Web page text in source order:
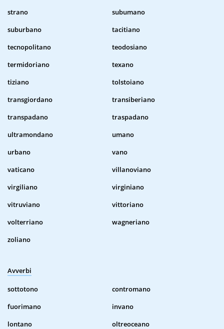
strano
subumano
suburbano
tacitiano
tecnopolitano
teodosiano
termidoriano
texano
tiziano
tolstoiano
transgiordano
transiberiano
transpadano
traspadano
ultramondano
umano
urbano
vano
vaticano
villanoviano
virgiliano
virginiano
vitruviano
vittoriano
volterriano
wagneriano
zoliano
Avverbi
sottotono
contromano
fuorimano
invano
lontano
oltreoceano